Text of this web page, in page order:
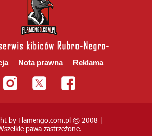
Nota prawna Reklama
by Flamengo.com.pl © 2008 |
pawa zastrzeżone.